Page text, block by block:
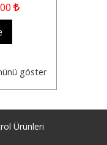
göster
Ürünleri